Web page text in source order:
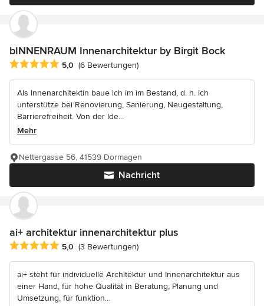
bINNENRAUM Innenarchitektur by Birgit Bock
Durchschnittliche Bewertung: 5 von 5 Sternen
5,0 (6 Bewertungen)
Als Innenarchitektin baue ich im im Bestand, d. h. ich
unterstütze bei Renovierung, Sanierung, Neugestaltung,
Barrierefreiheit. Von der Ide...
Mehr
Nachricht
Nettergasse 56, 41539 Dormagen
ai+ architektur innenarchitektur plus
Durchschnittliche Bewertung: 5 von 5 Sternen
5,0 (3 Bewertungen)
ai+ steht für individuelle Architektur und Innenarchitektur aus
einer Hand, für hohe Qualität in Beratung, Planung und
Umsetzung, für funktion...